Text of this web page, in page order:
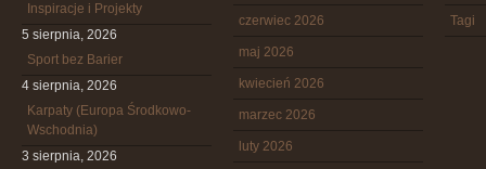
Inspiracje i Projekty
5 sierpnia, 2026
Sport bez Barier
4 sierpnia, 2026
Karpaty (Europa Środkowo-
Wschodnia)
3 sierpnia, 2026
czerwiec 2026
maj 2026
kwiecień 2026
marzec 2026
luty 2026
Tagi